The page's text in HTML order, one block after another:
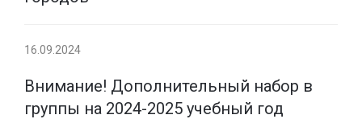
16.09.2024
Внимание! Дополнительный набор в
группы на 2024-2025 учебный год